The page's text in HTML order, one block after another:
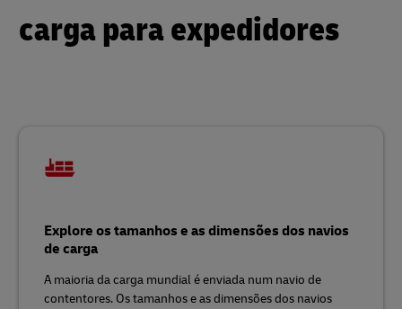
carga para expedidores
Explore os tamanhos e as dimensões dos navios
de carga
A maioria da carga mundial é enviada num navio de
contentores. Os tamanhos e as dimensões dos navios